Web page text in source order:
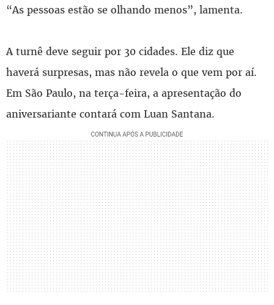
“As pessoas estão se olhando menos”, lamenta.
A turnê deve seguir por 30 cidades. Ele diz que
haverá surpresas, mas não revela o que vem por aí.
Em São Paulo, na terça-feira, a apresentação do
aniversariante contará com Luan Santana.